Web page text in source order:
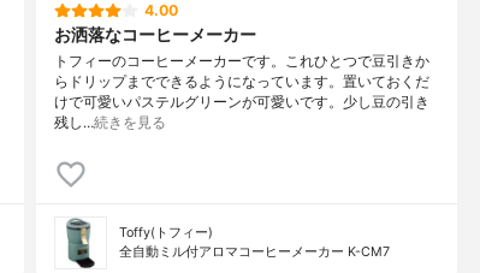
4.00
お洒落なコーヒーメーカー
トフィーのコーヒーメーカーです。これひとつで豆引きか
らドリップまでできるようになっています。置いておくだ
けで可愛いパステルグリーンが可愛いです。少し豆の引き
残し…続きを見る
Toffy(トフィー)
全自動ミル付アロマコーヒーメーカー K-CM7